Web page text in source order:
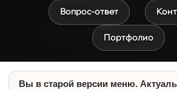
Вопрос-ответ
Портфолио
Вы в старой версии меню.